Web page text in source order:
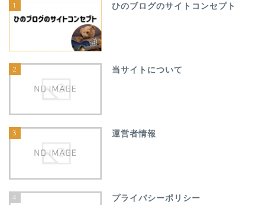
1 ひのブログのサイトコンセプト
2 当サイトについて
3 運営者情報
4 プライバシーポリシー